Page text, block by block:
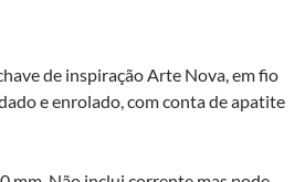
de inspiração Arte Nova, em fio
e enrolado, com conta de apatite